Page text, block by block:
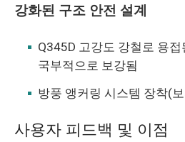
강화된 구조 안전 설계
Q345D 고강도 강철로 용
국부적으로 보강됨
방풍 앵커링 시스템 장착(
사용자 피드백 및 이점